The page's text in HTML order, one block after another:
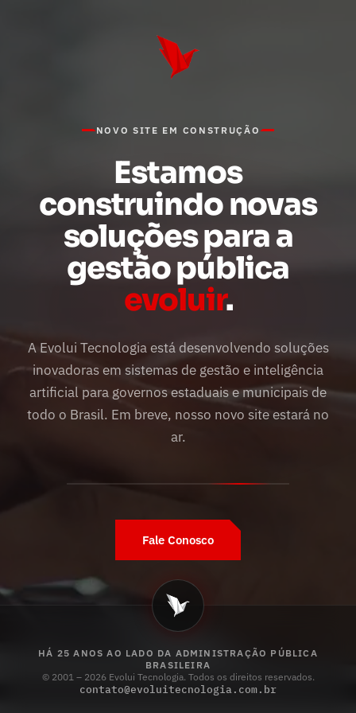
NOVO SITE EM CONSTRUÇÃO
Estamos
construindo novas
soluções para a
gestão pública
evoluir.
A Evolui Tecnologia está desenvolvendo soluções
inovadoras em sistemas de gestão e inteligência
artificial para governos estaduais e municipais de
todo o Brasil. Em breve, nosso novo site estará no
ar.
Fale Conosco
HÁ 25 ANOS AO LADO DA ADMINISTRAÇÃO PÚBLICA
BRASILEIRA
© 2001 – 2026 Evolui Tecnologia. Todos os direitos reservados.
contato@evoluitecnologia.com.br